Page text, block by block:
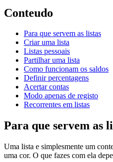
Conteudo
Para que servem as listas
Criar uma lista
Listas pessoais
Partilhar uma lista
Como funcionam os saldos
Definir percentagens
Acertar contas
Modo apenas de registo
Recorrentes em listas
Para que servem as
Uma lista e simplesmente um
uma cor. O que fazes com ela